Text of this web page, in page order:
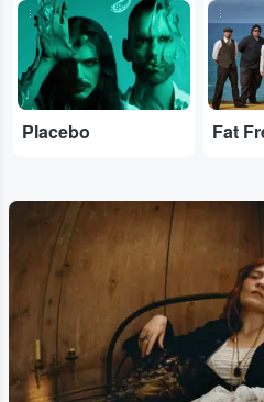
...
Placebo
...
Fat